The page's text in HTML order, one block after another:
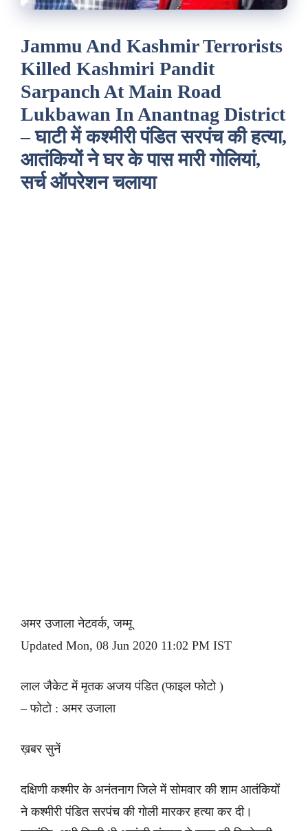
Jammu And Kashmir Terrorists
Killed Kashmiri Pandit
Sarpanch At Main Road
Lukbawan In Anantnag District
– घाटी में कश्मीरी पंडित सरपंच की हत्या,
आतंकियों ने घर के पास मारी गोलियां,
सर्च ऑपरेशन चलाया
अमर उजाला नेटवर्क, जम्मू
Updated Mon, 08 Jun 2020 11:02 PM IST
लाल जैकेट में मृतक अजय पंडित (फाइल फोटो )
– फोटो : अमर उजाला
ख़बर सुनें
दक्षिणी कश्मीर के अनंतनाग जिले में सोमवार की शाम आतंकियों
ने कश्मीरी पंडित सरपंच की गोली मारकर हत्या कर दी।